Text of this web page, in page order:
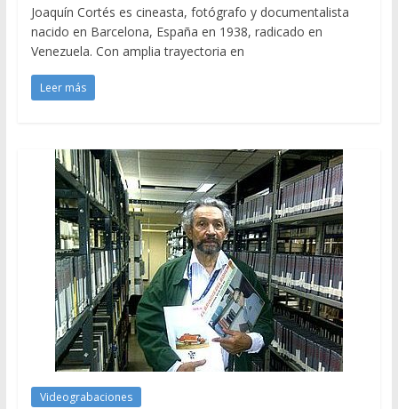
Joaquín Cortés es cineasta, fotógrafo y documentalista
nacido en Barcelona, España en 1938, radicado en
Venezuela. Con amplia trayectoria en
Leer más
Videograbaciones